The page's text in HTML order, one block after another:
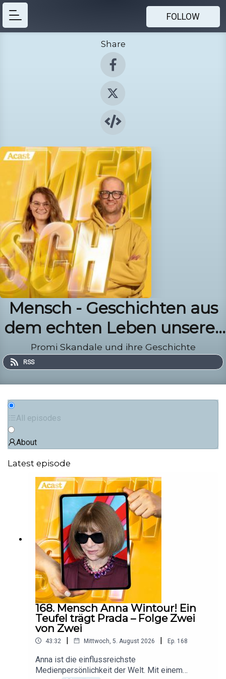
FOLLOW
Share
Mensch - Geschichten aus
dem echten Leben unserer
Lieblingspromis
Promi Skandale und ihre Geschichte
RSS
All episodes
About
Latest episode
168. Mensch Anna Wintour! Ein
Teufel trägt Prada – Folge Zwei
von Zwei
43:32 | Mittwoch, 5. August 2026 | Ep. 168
Anna ist die einflussreichste
Medienpersönlichkeit der Welt. Mit einem